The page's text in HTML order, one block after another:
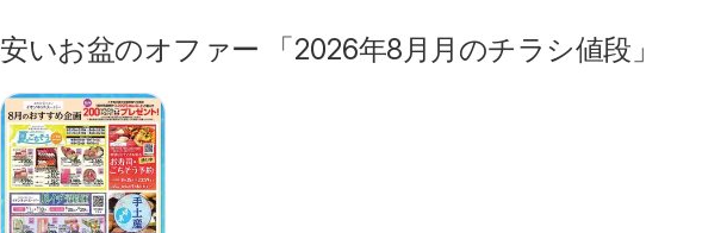
安いお盆のオファー 「2026年8月月のチラシ値段」